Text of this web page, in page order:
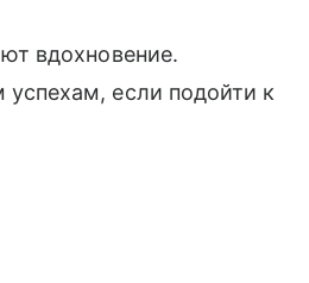
вдохновение.
если подойти к